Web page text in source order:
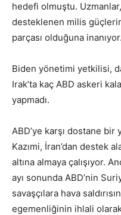
hedefi olmuştu. Uzmanlar,
desteklenen milis
parçası olduğuna inanıyor.
Biden yönetimi yetkilisi,
Irak’ta kaç ABD askeri
yapmadı.
ABD’ye karşı dostane
Kazımi, İran’dan destek
altına almaya çalışıyor.
ayı sonunda ABD’nin
savaşçılara hava
egemenliğinin ihlali olarak